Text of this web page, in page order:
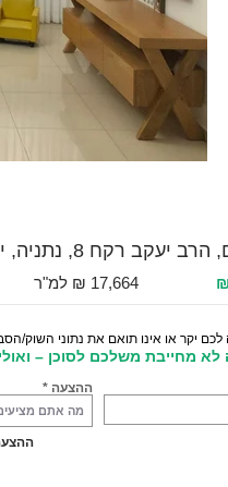
יעקב רקח 8, נתניה, ישראל
יקר או אינו תואם את נתוני השוק/
לא מחייבת משלכם לסוכן –
ההצעה